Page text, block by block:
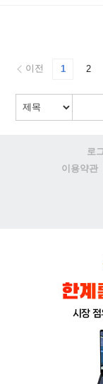
이전 1 2
로
이용약관